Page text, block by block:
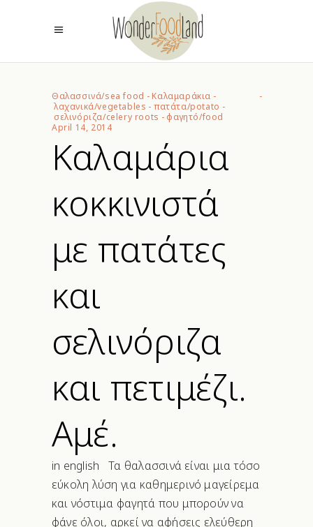
Θαλασσινά/sea food - Καλαμαράκια -
λαχανικά/vegetables - πατάτα/potato -
σελινόριζα/celery roots - φαγητό/food
April 14, 2014
Καλαμάρια
κοκκινιστά
με πατάτες
και
σελινόριζα
και πετιμέζι.
Αμέ.
in english Τα θαλασσινά είναι μια τόσο
εύκολη λύση για καθημερινό μαγείρεμα
και νόστιμα φαγητά που μπορούν να
φάνε όλοι, αρκεί να αφήσεις ελεύθερη